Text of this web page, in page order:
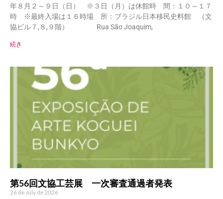
年８月２～９日（日） ※３日（月）は休館時 間：１０～１７
時 ※最終入場は１６時場 所：ブラジル日本移民史料館 （文
協ビル７,８,９階） Rua São Joaquim,
続き
第56回文協工芸展 一次審査通過者発表
26 de July de 2026